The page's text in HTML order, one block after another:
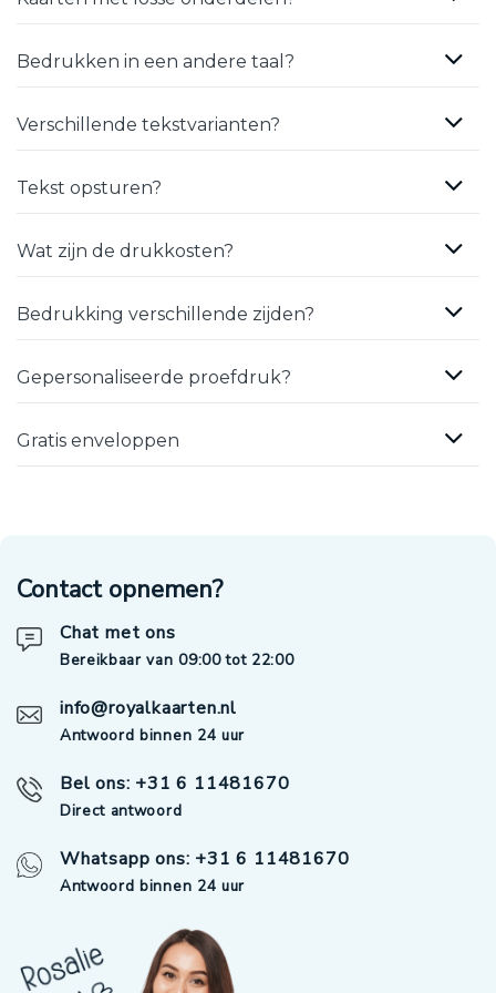
Bedrukken in een andere taal?
Verschillende tekstvarianten?
Tekst opsturen?
Wat zijn de drukkosten?
Bedrukking verschillende zijden?
Gepersonaliseerde proefdruk?
Gratis enveloppen
Contact opnemen?
Chat met ons
Bereikbaar van 09:00 tot 22:00
info@royalkaarten.nl
Antwoord binnen 24 uur
Bel ons: +31 6 11481670
Direct antwoord
Whatsapp ons: +31 6 11481670
Antwoord binnen 24 uur